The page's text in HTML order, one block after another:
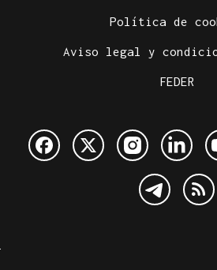
Política de
Aviso legal y
FEDER